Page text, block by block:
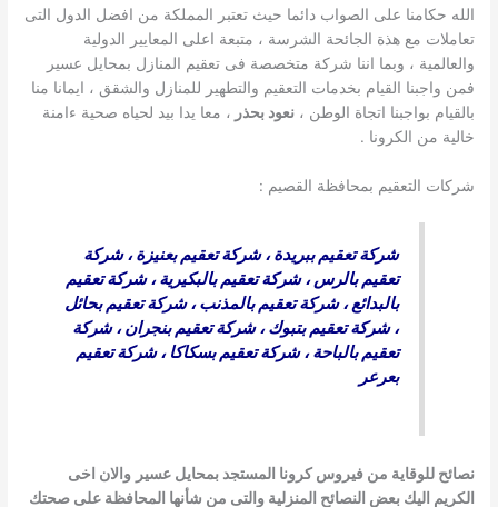
الله حكامنا على الصواب دائما حيث تعتبر المملكة من افضل الدول التى
تعاملات مع هذة الجائحة الشرسة ، متبعة اعلى المعايير الدولية
والعالمية ، وبما اننا شركة متخصصة فى تعقيم المنازل بمحايل عسير
فمن واجبنا القيام بخدمات التعقيم والتطهير للمنازل والشقق ، ايمانا منا
بالقيام بواجبنا اتجاة الوطن ،نعود بحذر ، معا يدا بيد لحياه صحية ءامنة
خالية من الكرونا .
شركات التعقيم بمحافظة القصيم :
شركة تعقيم ببريدة،شركة تعقيم بعنيزة،شركة
تعقيم بالرس،شركة تعقيم بالبكيرية،شركة تعقيم
بالبدائع،شركة تعقيم بالمذنب،شركة تعقيم بحائل
،شركة تعقيم بتبوك،شركة تعقيم بنجران،شركة
تعقيم بالباحة،شركة تعقيم بسكاكا ،شركة تعقيم
بعرعر
نصائح للوقاية من فيروس كرونا المستجد بمحايل عسير والان اخى
الكريم اليك بعض النصائح المنزلية والتى من شأنها المحافظة على صحتك